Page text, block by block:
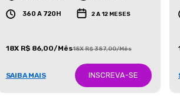
360 A 720H 2 A 12 MESES
18X R$ 86,00/Mês18X R$ 387,00/Mês
SAIBA MAIS INSCREVA-SE